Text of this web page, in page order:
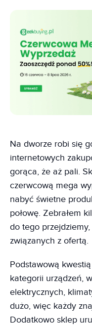
Na dworze robi się
internetowych
gorąca, że aż pali.
czerwcową mega
nabyć świetne
połowę. Zebrałem
do tego
związanych z ofertą.
Podstawową
kategorii urządzeń,
elektrycznych,
dużo, więc każdy
Dodatkowo sklep